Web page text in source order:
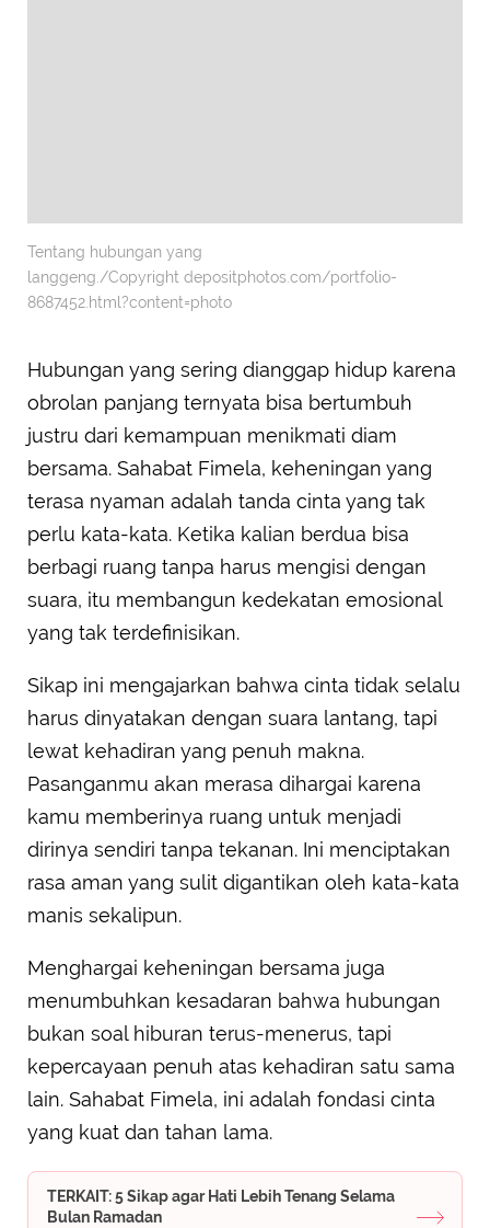
Tentang hubungan yang
langgeng./Copyright depositphotos.com/portfolio-
8687452.html?content=photo
Hubungan yang sering dianggap hidup karena
obrolan panjang ternyata bisa bertumbuh
justru dari kemampuan menikmati diam
bersama. Sahabat Fimela, keheningan yang
terasa nyaman adalah tanda cinta yang tak
perlu kata-kata. Ketika kalian berdua bisa
berbagi ruang tanpa harus mengisi dengan
suara, itu membangun kedekatan emosional
yang tak terdefinisikan.
Sikap ini mengajarkan bahwa cinta tidak selalu
harus dinyatakan dengan suara lantang, tapi
lewat kehadiran yang penuh makna.
Pasanganmu akan merasa dihargai karena
kamu memberinya ruang untuk menjadi
dirinya sendiri tanpa tekanan. Ini menciptakan
rasa aman yang sulit digantikan oleh kata-kata
manis sekalipun.
Menghargai keheningan bersama juga
menumbuhkan kesadaran bahwa hubungan
bukan soal hiburan terus-menerus, tapi
kepercayaan penuh atas kehadiran satu sama
lain. Sahabat Fimela, ini adalah fondasi cinta
yang kuat dan tahan lama.
TERKAIT: 5 Sikap agar Hati Lebih Tenang Selama
Bulan Ramadan